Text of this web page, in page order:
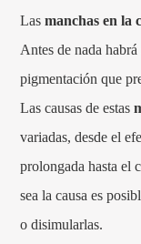
Lasmanchas en la
Antes de nada
pigmentación que
Las causas de estas
variadas, desde el
prolongada hasta el
sea la causa es
o disimularlas.